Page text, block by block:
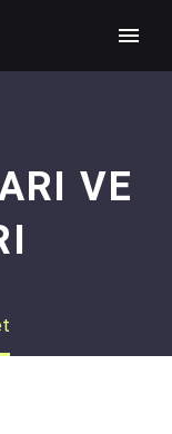
VE